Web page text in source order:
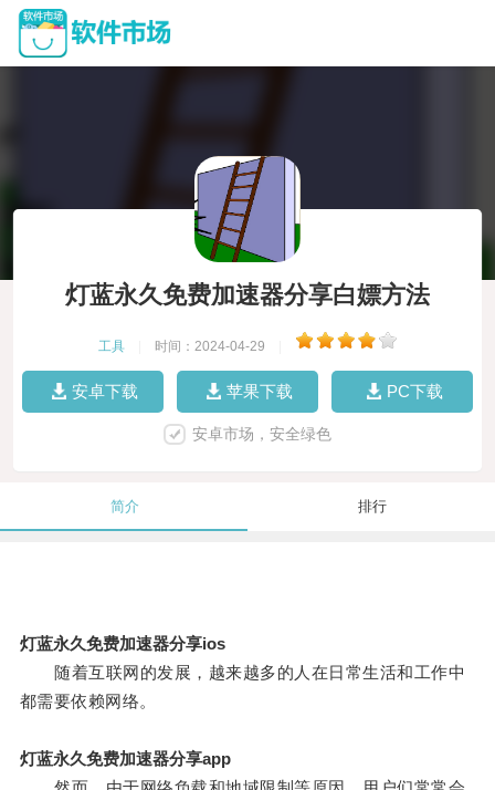
灯蓝永久免费加速器分享白嫖方法
工具 时间：2024-04-29
安卓下载 苹果下载 PC下载
安卓市场，安全绿色
简介 排行
灯蓝永久免费加速器分享ios
随着互联网的发展，越来越多的人在日常生活和工作中
都需要依赖网络。
灯蓝永久免费加速器分享app